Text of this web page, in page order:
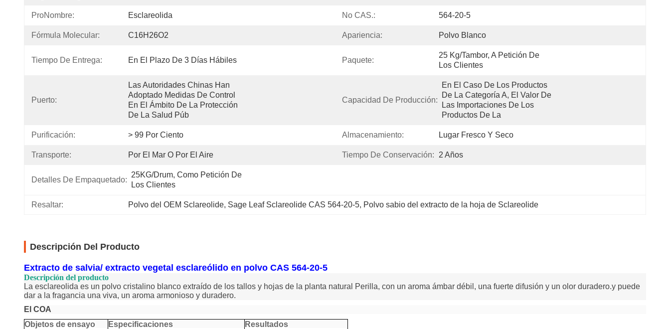
ProNombre: Esclareolida No CAS.: 564-20-5
Fórmula Molecular: C16H26O2 Apariencia: Polvo Blanco
Tiempo De Entrega: En El Plazo De 3 Días Hábiles Paquete:
25 Kg/tambor, A Petición De
Los Clientes
Puerto:
Las Autoridades Chinas Han
Adoptado Medidas De Control
En El Ámbito De La Protección
De La Salud Púb
Capacidad De Producción:
En El Caso De Los Productos
De La Categoría A, El Valor De
Las Importaciones De Los
Productos De La
Purificación: > 99 Por Ciento Almacenamiento: Lugar Fresco Y Seco
Transporte: Por El Mar O Por El Aire Tiempo De Conservación: 2 Años
Detalles De Empaquetado:
25KG/Drum, Como Petición De
Los Clientes
Resaltar: Polvo del OEM Sclareolide, Sage Leaf Sclareolide CAS 564-20-5, Polvo sabio del extracto de la hoja de Sclareolide
Descripción Del Producto
Extracto de salvia/ extracto vegetal esclareólido en polvo CAS 564-20-5
Descripción del producto
La esclareolida es un polvo cristalino blanco extraído de los tallos y hojas de la planta natural Perilla, con un aroma ámbar débil, una fuerte difusión y un olor duradero.y puede
dar a la fragancia una viva, un aroma armonioso y duradero.
El COA
Objetos de ensayo
Especificaciones Resultados